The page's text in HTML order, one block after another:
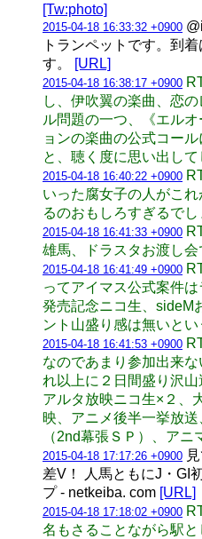
[Tw:photo]
2015-04-18 16:33:32 +0900
トランペットです。到
す。
[URL]
2015-04-18 16:38:17 +0900
し、伊吹翼の楽曲、恋
ル問題の一つ、《エル
ョンの楽曲の公式コー
と、聴く度に思い出して
2015-04-18 16:40:22 +0900
いった腐女子の人がこ
るのおもしろすぎるでし
2015-04-18 16:41:33 +0900
雄馬、ドラスタお渡し
2015-04-18 16:41:49 +0900
ってアイマス公式案件
発売記念ニコ生、sideM
ント山盛り感は無いとい
2015-04-18 16:41:53 +0900
なのであまり参加出来
れ以上に２日間盛り沢
アルタ放映ニコ生×２、
映、アニメ後半一挙放
（2nd幕張ＳＰ）、ア
2015-04-18 17:17:26 +0900
差V！ 人馬ともにJ・GI
プ - netkeiba. com [URL]
2015-04-18 17:18:02 +0900
名もさることながら駅